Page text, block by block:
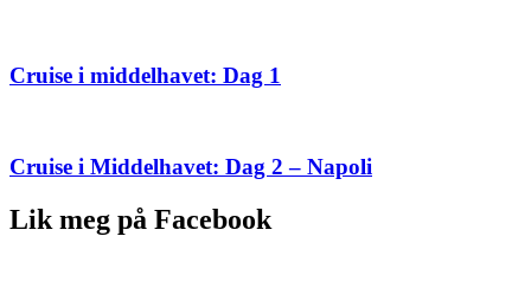
Cruise i middelhavet: Dag 1
Cruise i Middelhavet: Dag 2 – Napoli
Lik meg på Facebook